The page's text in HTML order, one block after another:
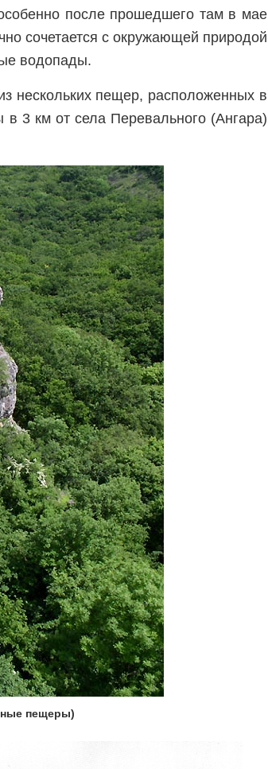
после прошедшего там в мае
сочетается с окружающей природой
водопады.
нескольких пещер, расположенных в
в 3 км от села Перевального (Ангара)
пещеры)